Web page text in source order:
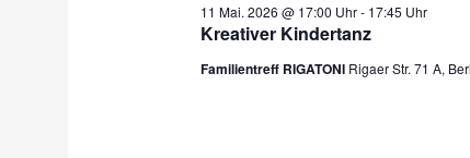
Kreativer Kindertanz
11 Mai. 2026 @ 17:00 Uhr- 17:45 Uhr
Familientreff RIGATONI Rigaer Str. 71 A,